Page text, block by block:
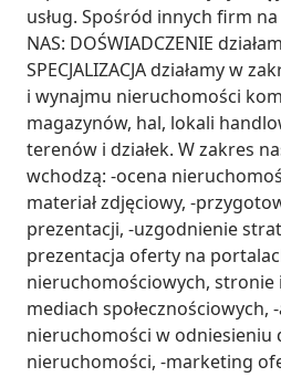
usług. Spośród innych firm
NAS: DOŚWIADCZENIE
SPECJALIZACJA działamy w
i wynajmu nieruchomości
magazynów, hal, lokali
terenów i działek. W zakres
wchodzą: -ocena
materiał zdjęciowy, -
prezentacji, -uzgodnienie
prezentacja oferty na
nieruchomościowych, stronie
mediach społecznościowych,
nieruchomości w
nieruchomości, -marketing